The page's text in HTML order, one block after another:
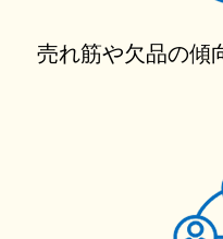
売れ筋や欠品の傾